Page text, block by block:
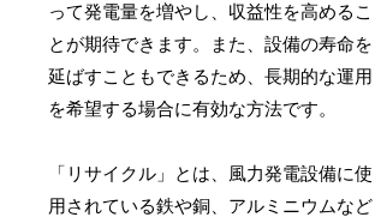
って発電量を増やし、収益性を高めるこ
とが期待できます。また、設備の寿命を
延ばすこともできるため、長期的な運用
を希望する場合に有効な方法です。
「リサイクル」とは、風力発電設備に使
用されている鉄や銅、アルミニウムなど